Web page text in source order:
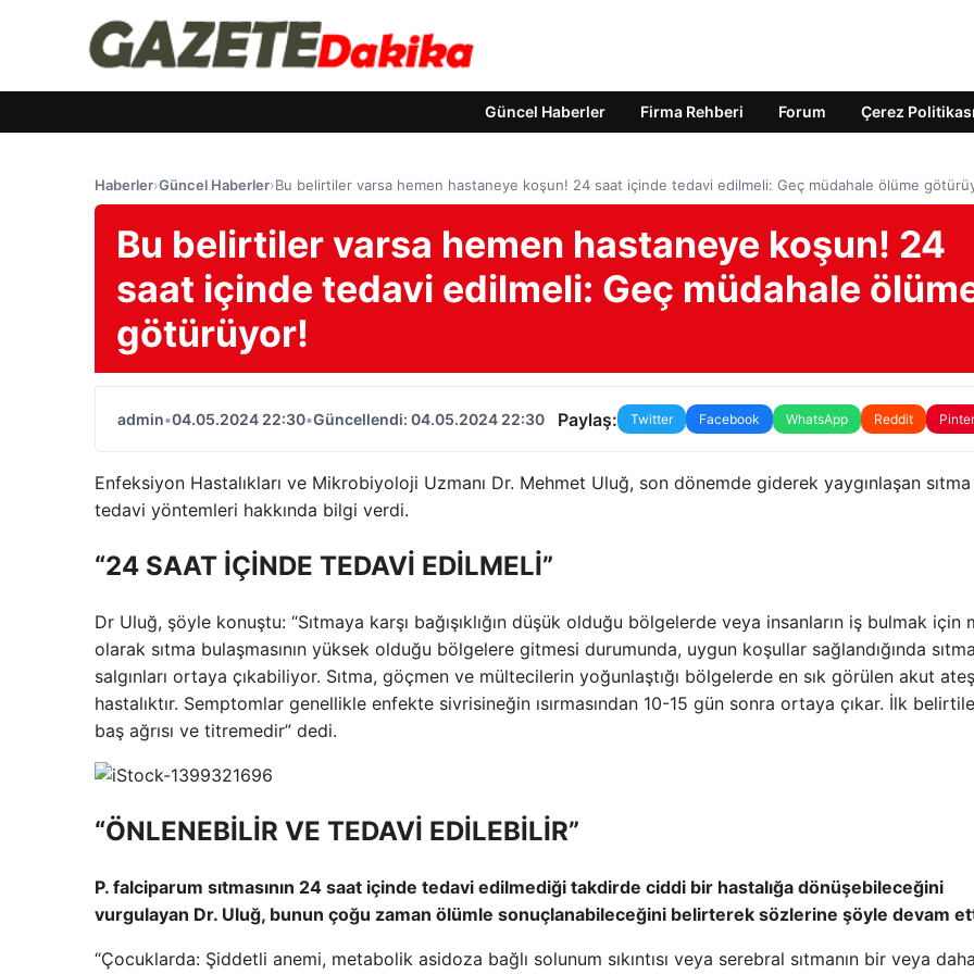
Güncel Haberler Firma Rehberi Forum Çerez Politikası
Haberler›Güncel Haberler›Bu belirtiler varsa hemen hastaneye koşun! 24 saat içinde tedavi edilmeli: Geç müdahale ölüme
Bu belirtiler varsa hemen hastaneye koşun! 24
saat içinde tedavi edilmeli: Geç müdahale
götürüyor!
admin•04.05.2024 22:30•Güncellendi: 04.05.2024 22:30 Paylaş: Twitter Facebook WhatsApp Reddit
Enfeksiyon Hastalıkları ve Mikrobiyoloji Uzmanı Dr. Mehmet Uluğ, son dönemde giderek yaygınlaşan
tedavi yöntemleri hakkında bilgi verdi.
“24 SAAT İÇİNDE TEDAVİ EDİLMELİ”
Dr Uluğ, şöyle konuştu: “Sıtmaya karşı bağışıklığın düşük olduğu bölgelerde veya insanların iş bulmak için
olarak sıtma bulaşmasının yüksek olduğu bölgelere gitmesi durumunda, uygun koşullar sağlandığında sıtma
salgınları ortaya çıkabiliyor. Sıtma, göçmen ve mültecilerin yoğunlaştığı bölgelerde en sık görülen akut
hastalıktır. Semptomlar genellikle enfekte sivrisineğin ısırmasından 10-15 gün sonra ortaya çıkar. İlk
baş ağrısı ve titremedir” dedi.
“ÖNLENEBİLİR VE TEDAVİ EDİLEBİLİR”
P. falciparum sıtmasının 24 saat içinde tedavi edilmediği takdirde ciddi bir hastalığa dönüşebileceğini
vurgulayan Dr. Uluğ, bunun çoğu zaman ölümle sonuçlanabileceğini belirterek sözlerine şöyle devam
“Çocuklarda: Şiddetli anemi, metabolik asidoza bağlı solunum sıkıntısı veya serebral sıtmanın bir veya